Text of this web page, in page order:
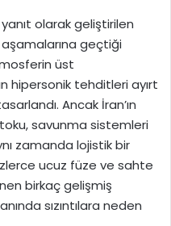
olarak geliştirilen
geçtiği
üst
hipersonik tehditleri ayırt
Ancak İran’ın
savunma sistemleri
zamanda lojistik bir
ucuz füze ve sahte
birkaç gelişmiş
sızıntılara neden